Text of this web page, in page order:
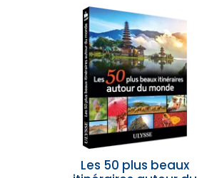
Les 50 plus beaux